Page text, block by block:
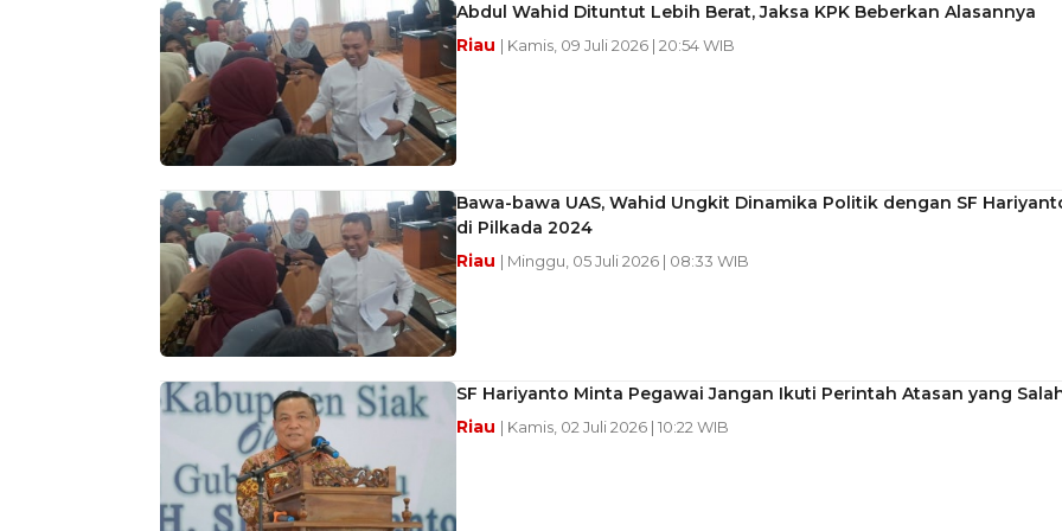
Abdul Wahid Dituntut Lebih Berat, Jaksa KPK Beberkan Alasannya
Riau | Kamis, 09 Juli 2026 | 20:54 WIB
Bawa-bawa UAS, Wahid Ungkit Dinamika Politik dengan SF
di Pilkada 2024
Riau | Minggu, 05 Juli 2026 | 08:33 WIB
SF Hariyanto Minta Pegawai Jangan Ikuti Perintah Atasan yang
Riau | Kamis, 02 Juli 2026 | 10:22 WIB